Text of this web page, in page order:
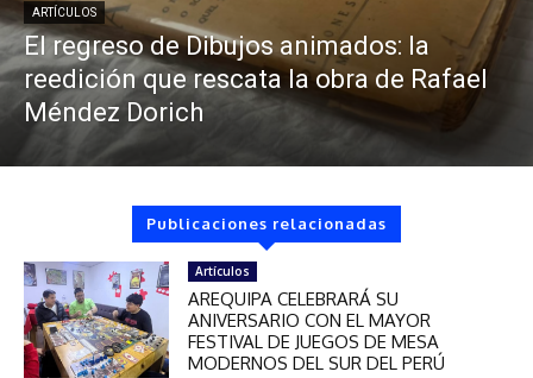
ARTÍCULOS
El regreso de Dibujos animados: la
reedición que rescata la obra de Rafael
Méndez Dorich
Publicaciones relacionadas
Artículos
AREQUIPA CELEBRARÁ SU
ANIVERSARIO CON EL MAYOR
FESTIVAL DE JUEGOS DE MESA
MODERNOS DEL SUR DEL PERÚ